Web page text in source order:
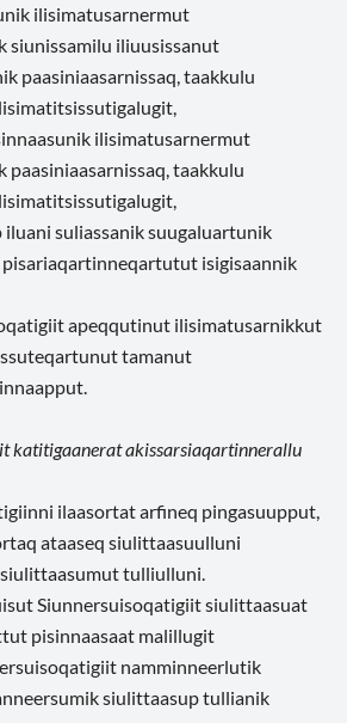
ilisimatusarnermut
siunissamilu iliuusissanut
paasiniaasarnissaq, taakkulu
ilisimatusarnermut
taakkulu
suliassanik suugaluartunik
isigisaannik
apeqqutinut ilisimatusarnikkut
tamanut
katitigaanerat akissarsiaqartinnerallu
ilaasortat arfineq pingasuupput,
ataaseq siulittaasuulluni
tulliulluni.
Siunnersuisoqatigiit siulittaasuat
pisinnaasaat malillugit
namminneerlutik
siulittaasup tullianik